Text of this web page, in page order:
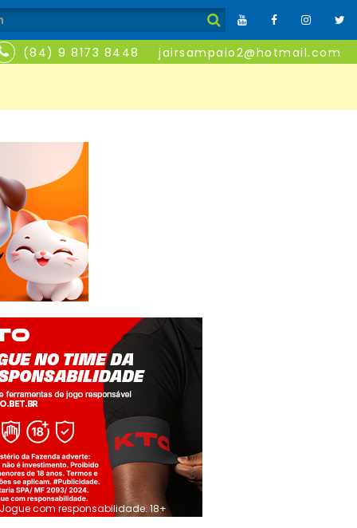
(84) 9 8173 8448 jairsampaio2@hotmail.com
Jogue com responsabilidade. 18+